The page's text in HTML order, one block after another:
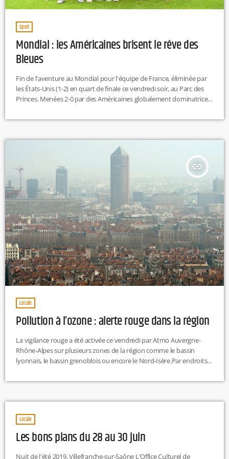
Sport
Mondial : les Américaines brisent le rêve des
Bleues
Fin de l'aventure au Mondial pour l'équipe de France, éliminée par
les États-Unis (1-2) en quart de finale ce vendredi soir, au Parc des
Princes. Menées 2-0 par des Américaines globalement dominatrices,
de la capitaine de l'OL, Wendie Renard. Un retour qui n'aura
public français. Comme il […]
insert_link
Locale
Pollution à l’ozone : alerte rouge dans la région
La vigilance rouge a été activée ce vendredi par Atmo Auvergne-
Rhône-Alpes sur plusieurs zones de la région comme le bassin
lyonnais, le bassin grenoblois ou encore le Nord-Isère.Par endroits
à 10 qui définit la qualité de l'air selon Atmo Auvergne-Rhône-Alpes.
noter que la circulation différenciée a été reconduite jusqu'à
dimanche par la Préfecture du […]
Locale
Les bons plans du 28 au 30 juin
Nuit de l'été 2019, Villefranche-sur-Saône L'Office Culturel de